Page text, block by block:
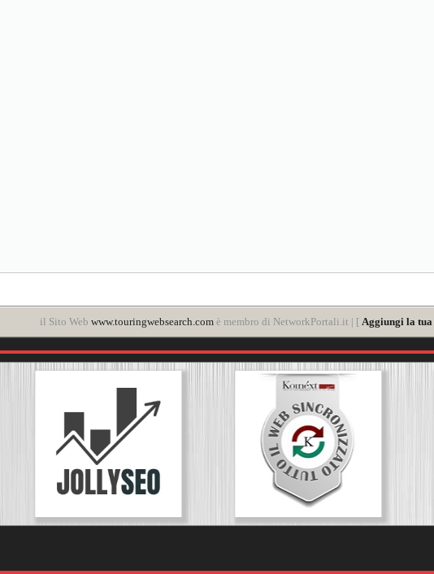
il Sito Web www.touringwebsearch.com è membro di NetworkPortali.it | [ Aggiungi la